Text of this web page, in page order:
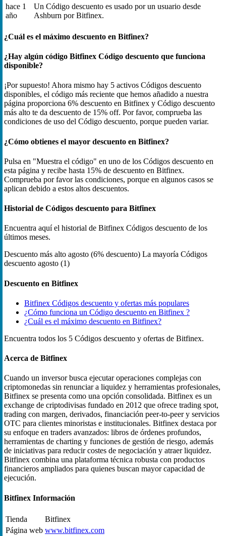
hace 1
año
Un Código descuento es usado por un usuario desde
Ashburn por Bitfinex.
¿Cuál es el máximo descuento en Bitfinex?
¿Hay algún código Bitfinex Código descuento que funciona
disponible?
¡Por supuesto! Ahora mismo hay 5 activos Códigos descuento
disponibles, el código más reciente que hemos añadido a nuestra
página proporciona 6% descuento en Bitfinex y Código descuento
más alto te da descuento de 15% off. Por favor, comprueba las
condiciones de uso del Código descuento, porque pueden variar.
¿Cómo obtienes el mayor descuento en Bitfinex?
Pulsa en "Muestra el código" en uno de los Códigos descuento en
esta página y recibe hasta 15% de descuento en Bitfinex.
Comprueba por favor las condiciones, porque en algunos casos se
aplican debido a estos altos descuentos.
Historial de Códigos descuento para Bitfinex
Encuentra aquí el historial de Bitfinex Códigos descuento de los
últimos meses.
Descuento más alto agosto (6% descuento) La mayoría Códigos
descuento agosto (1)
Descuento en Bitfinex
Bitfinex Códigos descuento y ofertas más populares
¿Cómo funciona un Código descuento en Bitfinex ?
¿Cuál es el máximo descuento en Bitfinex?
Encuentra todos los 5 Códigos descuento y ofertas de Bitfinex.
Acerca de Bitfinex
Cuando un inversor busca ejecutar operaciones complejas con
criptomonedas sin renunciar a liquidez y herramientas profesionales,
Bitfinex se presenta como una opción consolidada. Bitfinex es un
exchange de criptodivisas fundado en 2012 que ofrece trading spot,
trading con margen, derivados, financiación peer-to-peer y servicios
OTC para clientes minoristas e institucionales. Bitfinex destaca por
su enfoque en traders avanzados: libros de órdenes profundos,
herramientas de charting y funciones de gestión de riesgo, además
de iniciativas para reducir costes de negociación y atraer liquidez.
Bitfinex combina una plataforma técnica robusta con productos
financieros ampliados para quienes buscan mayor capacidad de
ejecución.
Bitfinex Información
Tienda
Bitfinex
Página web www.bitfinex.com